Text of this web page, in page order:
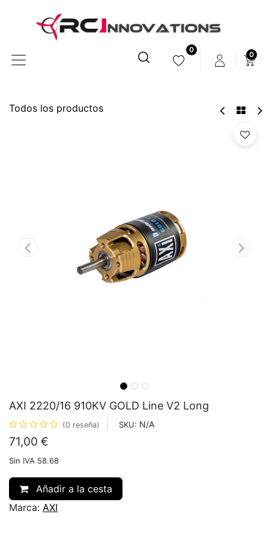
0
0
Todos los productos
AXI 2220/16 910KV GOLD Line V2 Long
(0 reseña) SKU: N/A
71,00 €
Sin IVA 58.68
Añadir a la cesta
Marca: AXI